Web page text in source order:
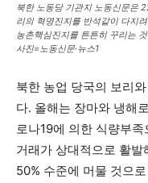
북한 노동당 기관지 노동신문은
리의 혁명진지를 반석같이 다지
농촌핵심진지를 튼튼히 꾸리는
사진=노동신문·뉴스1
북한 농업 당국의 보리
다. 올해는 장마와 냉해
로나19에 의한 식량부
거래가 상대적으로 활
50% 수준에 머물 것으